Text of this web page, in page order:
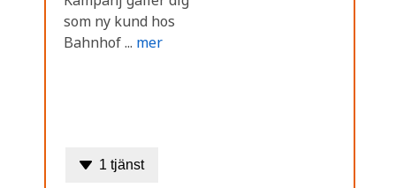
som ny kund hos
Bahnhof ... mer
1 tjänst